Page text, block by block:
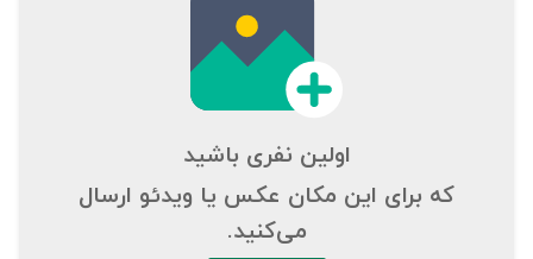
اولین نفری باشید
که برای این مکان عکس یا ویدئو ارسال
می‌کنید.